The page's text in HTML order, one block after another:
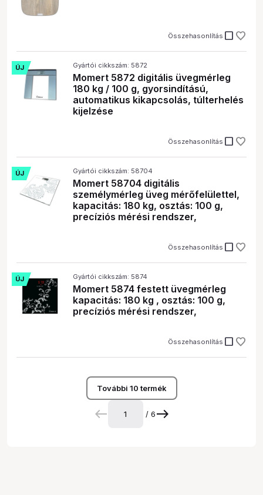
Összehasonlítás check_box_outline_blank
ÚJ Gyártói cikkszám: 5872
Momert 5872 digitális üvegmérleg
180 kg / 100 g, gyorsindítású,
automatikus kikapcsolás, túlterhelés
kijelzése
Összehasonlítás check_box_outline_blank
ÚJ Gyártói cikkszám: 58704
Momert 58704 digitális
személymérleg üveg mérőfelülettel,
kapacitás: 180 kg, osztás: 100 g,
precíziós mérési rendszer,
Összehasonlítás check_box_outline_blank
ÚJ Gyártói cikkszám: 5874
Momert 5874 festett üvegmérleg
kapacitás: 180 kg , osztás: 100 g,
precíziós mérési rendszer,
Összehasonlítás check_box_outline_blank
További 10 termék
/ 6